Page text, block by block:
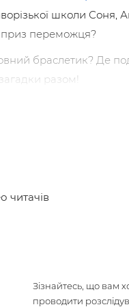
школи Соня,
переможця?
браслетик? Де
разом!
силіконовий
не один день.
списоку
читачів
Зізнайтесь, що вам
проводити